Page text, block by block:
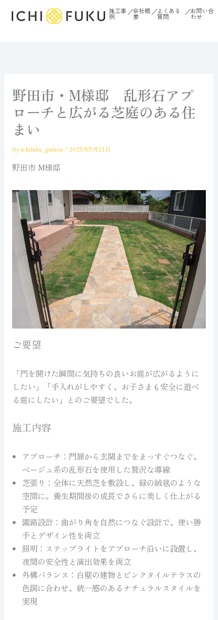
施工事
例
／会社概
要
／よくある
質問
／お問い合
わせ
野田市・M様邸 乱形石アプ
ローチと広がる芝庭のある住
まい
Byichifuku_gaikou / 2025年5月21日
野田市 M様邸
ご要望
「門を開けた瞬間に気持ちの良いお庭が広がるように
したい」「手入れがしやすく、お子さまも安全に遊べ
る庭にしたい」とのご要望でした。
施工内容
アプローチ：門扉から玄関までをまっすぐつなぐ、
ベージュ系の乱形石を使用した贅沢な導線
芝張り：全体に天然芝を敷設し、緑の絨毯のような
空間に。養生期間後の成長でさらに美しく仕上がる
予定
園路設計：曲がり角を自然につなぐ設計で、使い勝
手とデザイン性を両立
照明：ステップライトをアプローチ沿いに設置し、
夜間の安全性と演出効果を両立
外構バランス：白壁の建物とピンクタイルテラスの
色調に合わせ、統一感のあるナチュラルスタイルを
実現